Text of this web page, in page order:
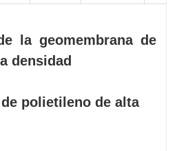
la geomembrana de
densidad